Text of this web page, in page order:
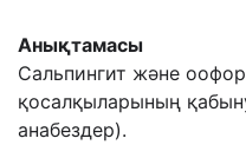
Анықтамасы
Сальпингит жəне
қосалқыларының
анабездер).